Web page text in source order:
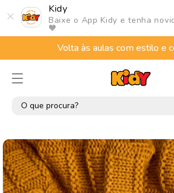
Kidy
Baixe o App Kidy e tenha
🧡
para o
conteúdo
Volta às aulas com estilo e
as
informações
do produto